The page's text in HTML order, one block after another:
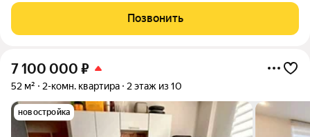
обременений, без выбора альтернативы, готовы быстро выйти
на сделку. Светлая просторная 2
Позвонить
7 100 000 ₽
52 м² 2-комн. квартира 2 этаж из 10
новостройка